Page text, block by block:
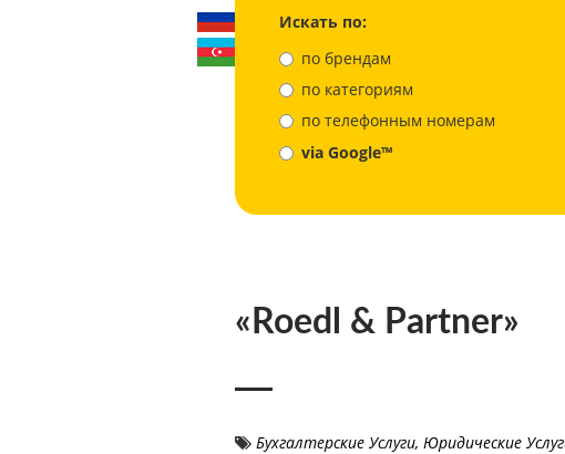
Искать по:
по брендам
по категориям
по телефонным номерам
via Google™
«Roedl & Partner»
Бухгалтерские Услуги, Юридические